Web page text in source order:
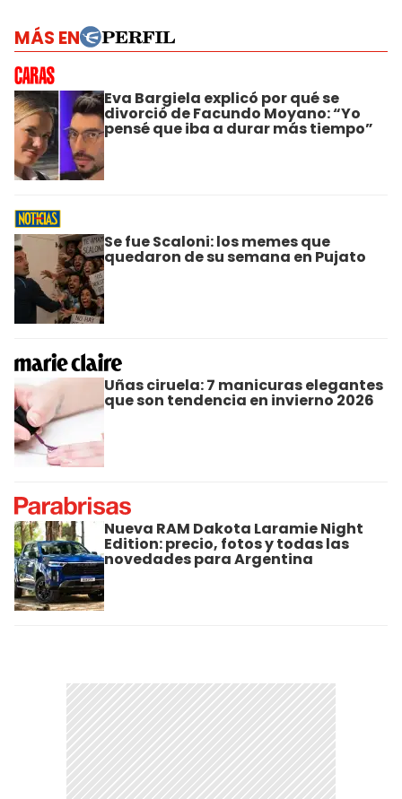
MÁS EN
Eva Bargiela explicó por qué se
divorció de Facundo Moyano: “Yo
pensé que iba a durar más tiempo”
Se fue Scaloni: los memes que
quedaron de su semana en Pujato
Uñas ciruela: 7 manicuras elegantes
que son tendencia en invierno 2026
Nueva RAM Dakota Laramie Night
Edition: precio, fotos y todas las
novedades para Argentina